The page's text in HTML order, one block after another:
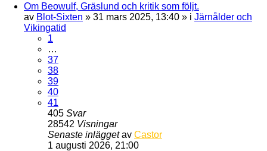
Om Beowulf, Gräslund och kritik som följt.
av Blot-Sixten » 31 mars 2025, 13:40 » i Järnålder och
Vikingatid
1
…
37
38
39
40
41
405 Svar
28542 Visningar
Senaste inläggetav Castor
1 augusti 2026, 21:00